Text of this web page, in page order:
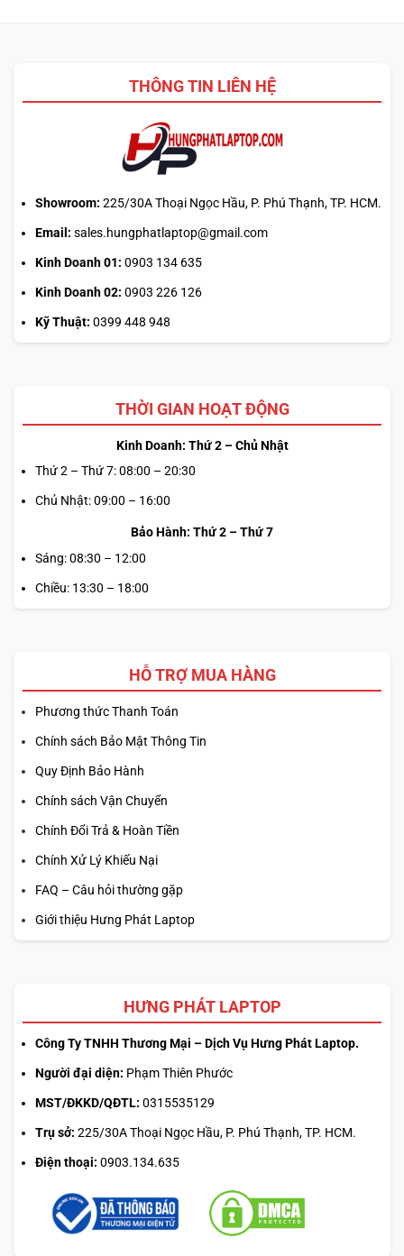
THÔNG TIN LIÊN HỆ
Showroom: 225/30A Thoại Ngọc Hầu, P. Phú Thạnh, TP. HCM.
Email: sales.hungphatlaptop@gmail.com
Kinh Doanh 01: 0903 134 635
Kinh Doanh 02: 0903 226 126
Kỹ Thuật: 0399 448 948
THỜI GIAN HOẠT ĐỘNG
Kinh Doanh: Thứ 2 – Chủ Nhật
Thứ 2 – Thứ 7: 08:00 – 20:30
Chủ Nhật: 09:00 – 16:00
Bảo Hành: Thứ 2 – Thứ 7
Sáng: 08:30 – 12:00
Chiều: 13:30 – 18:00
HỖ TRỢ MUA HÀNG
Phương thức Thanh Toán
Chính sách Bảo Mật Thông Tin
Quy Định Bảo Hành
Chính sách Vận Chuyển
Chính Đổi Trả & Hoàn Tiền
Chính Xử Lý Khiếu Nại
FAQ – Câu hỏi thường gặp
Giới thiệu Hưng Phát Laptop
HƯNG PHÁT LAPTOP
Công Ty TNHH Thương Mại – Dịch Vụ Hưng Phát Laptop.
Người đại diện: Phạm Thiên Phước
MST/ĐKKD/QĐTL: 0315535129
Trụ sở: 225/30A Thoại Ngọc Hầu, P. Phú Thạnh, TP. HCM.
Điện thoại: 0903.134.635